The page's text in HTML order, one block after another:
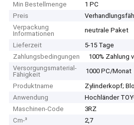
Min Bestellmenge
1 PC
Preis
Verpackung
Informationen
neutrale Paket
Lieferzeit
5-15 Tage
Zahlungsbedingungen
100% Zahlung
Versorgungsmaterial-
Fähigkeit
1000 PC/Monat
Produktname
Zylinderkopf;
Anwendung
Hochländer
Maschinen-Code
3RZ
Cm-³
2,7